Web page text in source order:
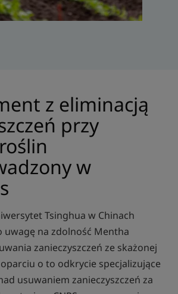
z eliminacją
przy
w
Tsinghua w Chinach
uwagę na zdolność Mentha
zanieczyszczeń ze skażonej
o to odkrycie specjalizujące
usuwaniem zanieczyszczeń za